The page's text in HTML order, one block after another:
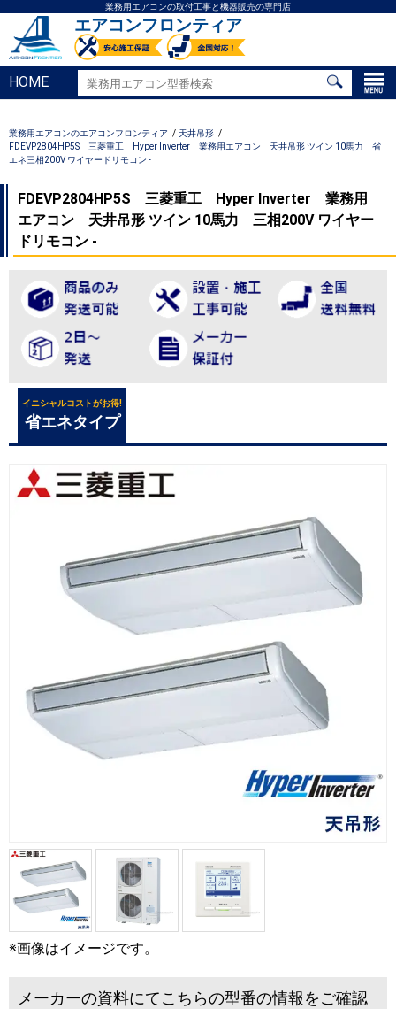
業務用エアコンの取付工事と機器販売の専門店
エアコンフロンティア
HOME
業務用エアコンのエアコンフロンティア
天井吊形
FDEVP2804HP5S 三菱重工 Hyper Inverter 業務用エアコン 天井吊形 ツイン 10馬力 省
エネ三相200V ワイヤードリモコン -
FDEVP2804HP5S 三菱重工 Hyper Inverter 業務用
エアコン 天井吊形 ツイン 10馬力 三相200V ワイヤー
ドリモコン -
イニシャルコストがお得!
省エネタイプ
※画像はイメージです。
メーカーの資料にてこちらの型番の情報をご確認